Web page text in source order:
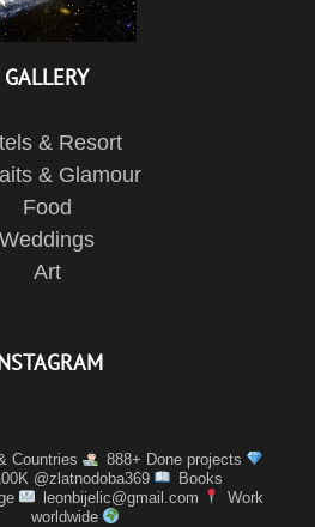
GALLERY
& Resort
& Glamour
Food
Weddings
Art
Countries
888+ Done projects
@zlatnodoba369
Books
leonbijelic@gmail.com
Work
worldwide